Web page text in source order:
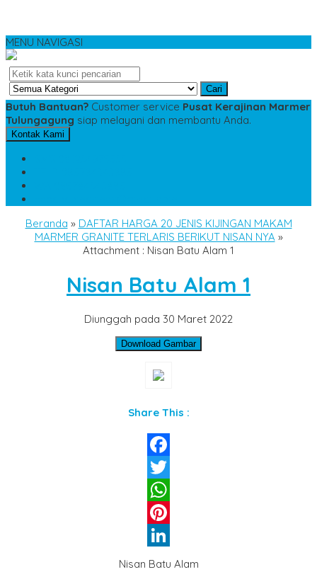
MENU NAVIGASI
Cari
Butuh Bantuan? Customer service Pusat Kerajinan Marmer
Tulungagung siap melayani dan membantu Anda.
Kontak Kami
Beranda » DAFTAR HARGA 20 JENIS KIJINGAN MAKAM
MARMER GRANITE TERLARIS BERIKUT NISAN NYA»
Attachment : Nisan Batu Alam 1
Nisan Batu Alam 1
Diunggah pada 30 Maret 2022
Download Gambar
Share This :
Facebook
Twitter
WhatsApp
Pinterest
LinkedIn
Nisan Batu Alam